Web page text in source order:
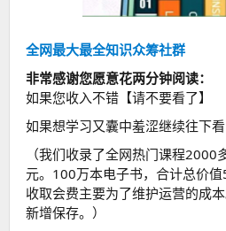
全网最大最全知识众筹社群
非常感谢您愿意花两分钟阅读：
如果您收入不错【请不要看了】
如果想学习又囊中羞涩继续往下看
（我们收录了全网热门课程
元。100万本电子书，合计总价值
收取会费主要为了维护运营的成
新增保存。）